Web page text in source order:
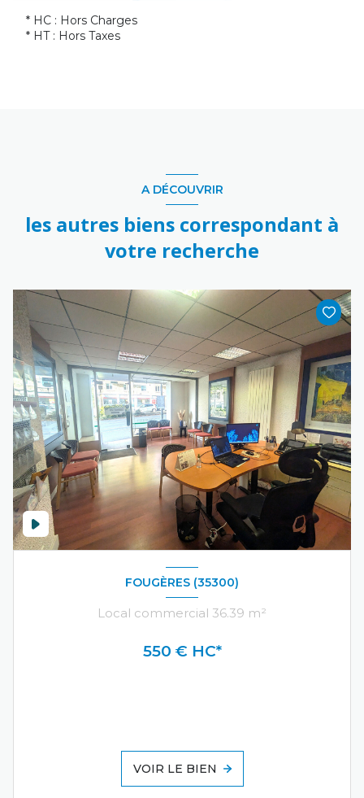
* HC : Hors Charges
* HT : Hors Taxes
A DÉCOUVRIR
les autres biens correspondant à
votre recherche
FOUGÈRES (35300)
Local commercial 36.39 m²
550 € HC*
VOIR LE BIEN